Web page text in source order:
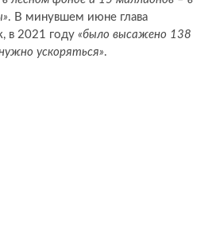
. В минувшем июне глава
в 2021 году «было высажено 138
ускоряться».